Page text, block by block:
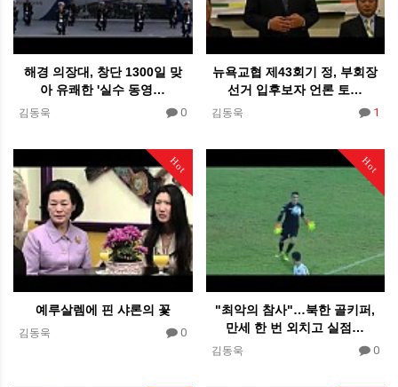
해경 의장대, 창단 1300일 맞
아 유쾌한 '실수 동영…
김동욱 0
뉴욕교협 제43회기 정, 부회장
선거 입후보자 언론 토…
김동욱 1
Hot
예루살렘에 핀 샤론의 꽃
김동욱 0
Hot
"최악의 참사"…북한 골키퍼,
만세 한 번 외치고 실점…
김동욱 0